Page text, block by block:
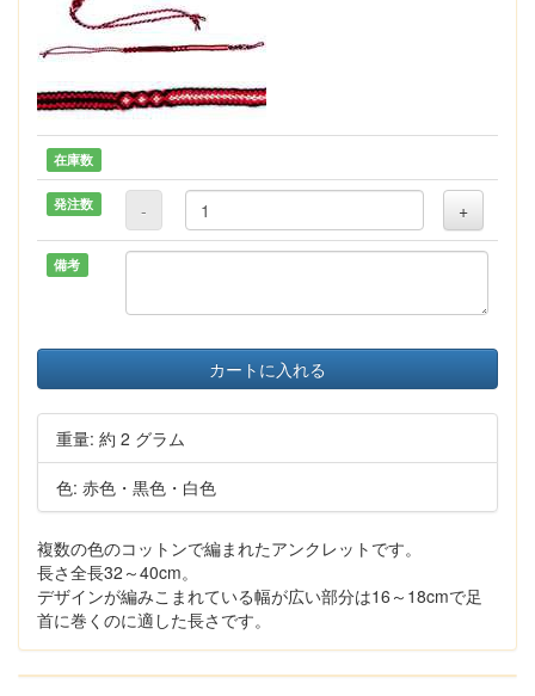
在庫数
発注数 - +
備考
カートに入れる
重量: 約 2 グラム
色: 赤色・黒色・白色
複数の色のコットンで編まれたアンクレットです。
長さ全長32～40cm。
デザインが編みこまれている幅が広い部分は16～18cmで足
首に巻くのに適した長さです。